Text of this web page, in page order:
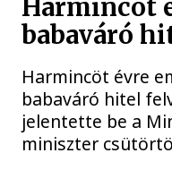
Harmincöt
babaváró
Harmincöt évre
babaváró hitel
jelentette be a
miniszter